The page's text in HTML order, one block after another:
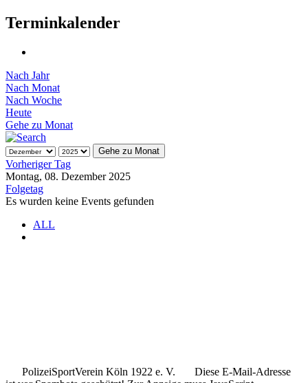
Terminkalender
Nach Jahr
Nach Monat
Nach Woche
Heute
Gehe zu Monat
Gehe zu Monat
Vorheriger Tag
Montag, 08. Dezember 2025
Folgetag
Es wurden keine Events gefunden
ALL
PolizeiSportVerein Köln 1922 e. V.
Diese E-Mail-Adresse